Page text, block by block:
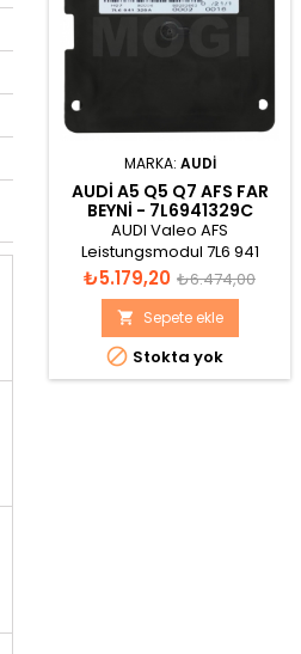
MARKA: AUDI
AUDI A5 Q5 Q7 AFS FAR
BEYNI - 7L6941329C
AUDI Valeo AFS
Leistungsmodul 7L6 941
329A H07 S0004 VF2 Made
in Spain 89393663 0002
0028 1
Fiyat
₺5.179,20 Normal
fiyat
₺6.474,00
 Sepete ekle
 Stokta yok